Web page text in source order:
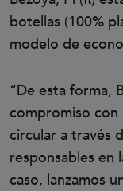
botellas (100%
modelo de
“De esta forma,
compromiso con
circular a través
responsables en
caso, lanzamos